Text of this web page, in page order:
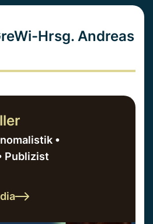
Hrsg. Andreas
•
Publizist